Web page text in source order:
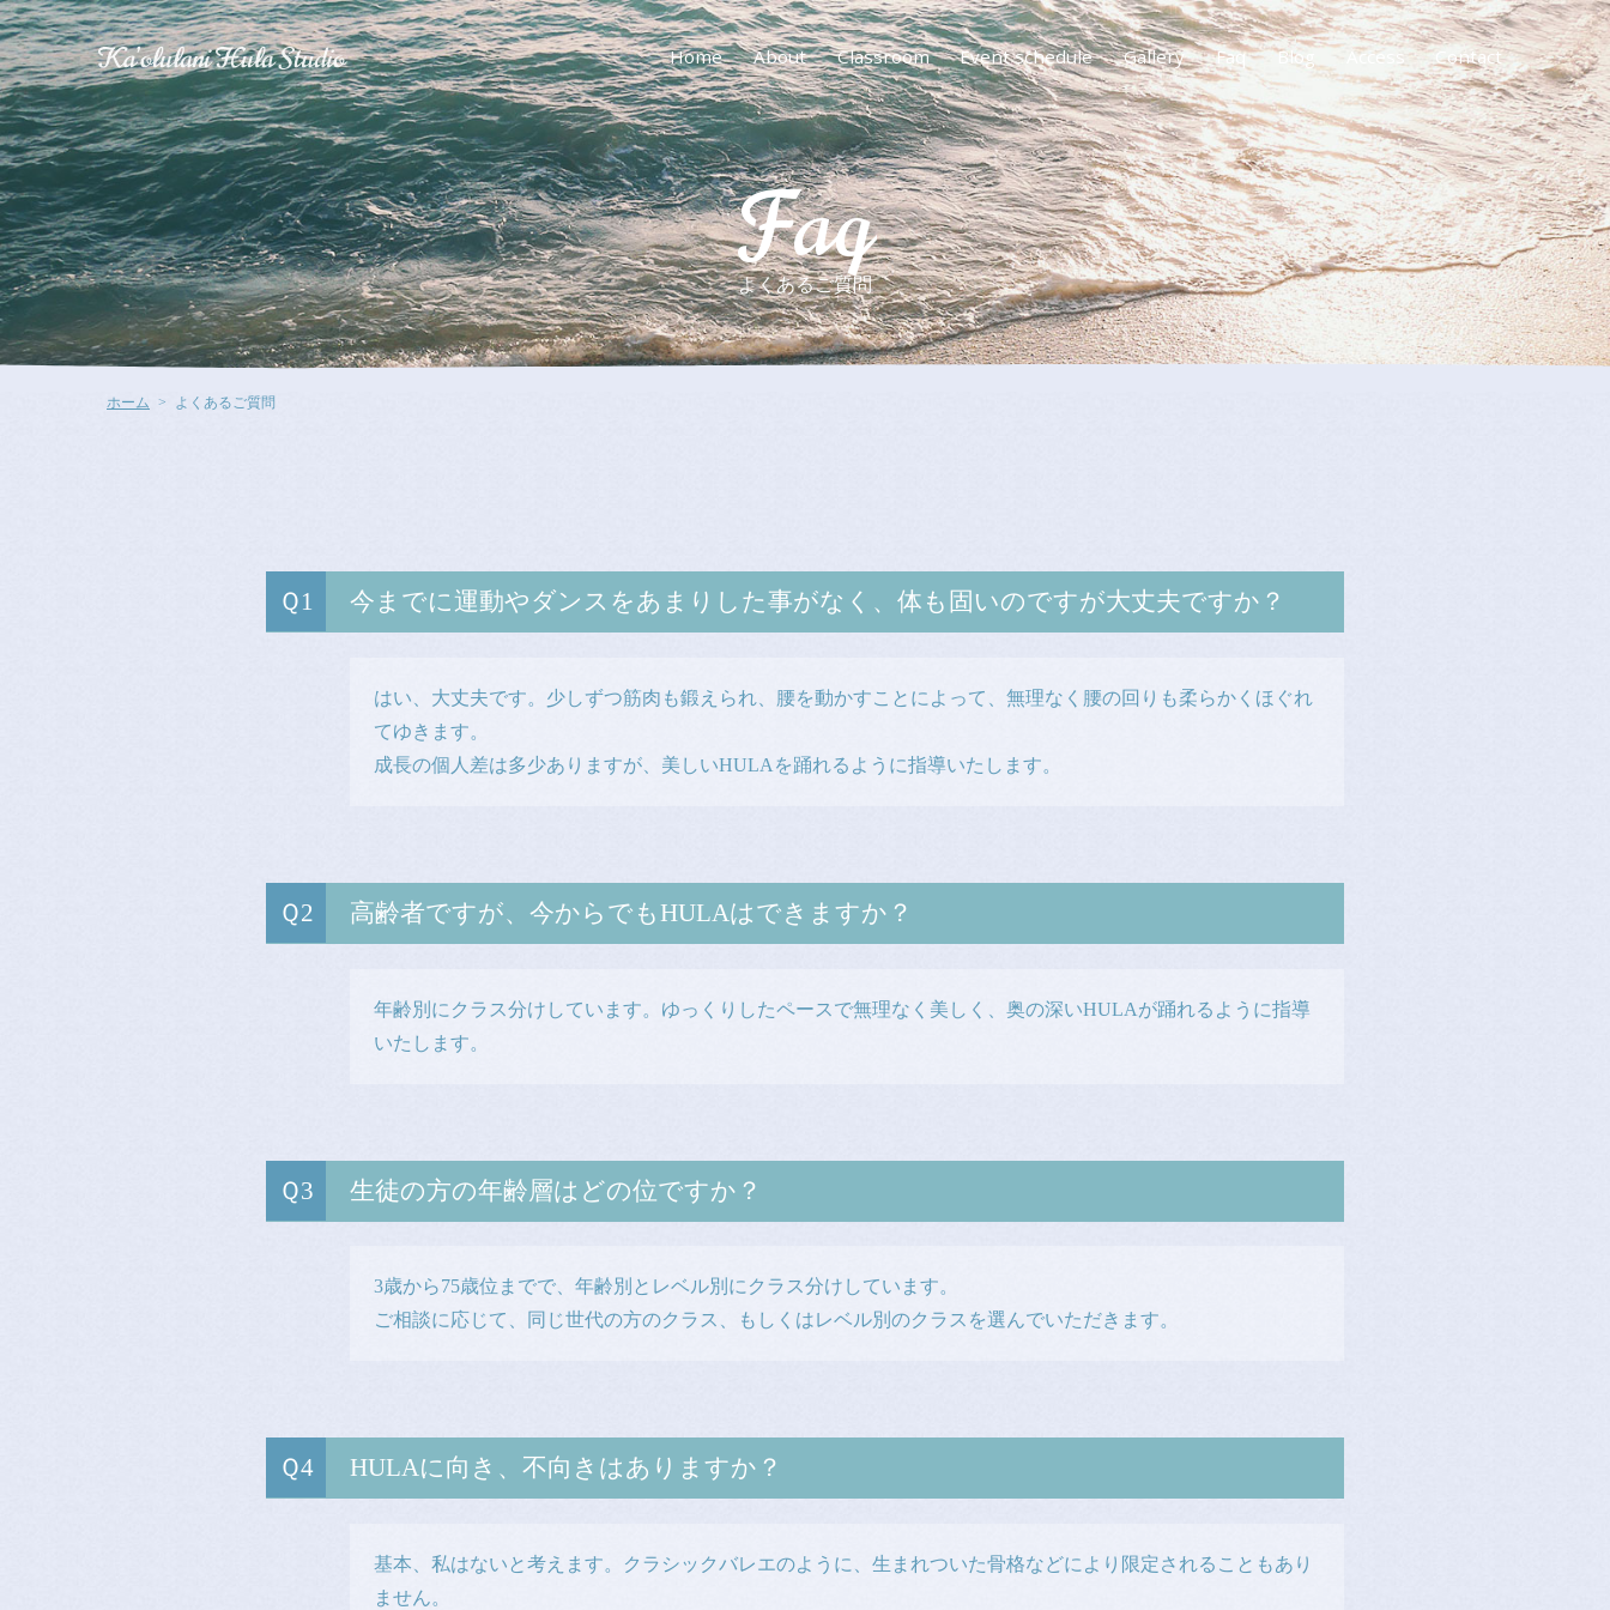
Home About Classroom Event schedule Gallery Faq Blog Access Contact
Faq
よくあるご質問
ホーム よくあるご質問
今までに運動やダンスをあまりした事がなく、体も固いのですが大丈夫ですか？
はい、大丈夫です。少しずつ筋肉も鍛えられ、腰を動かすことによって、無理なく腰の回りも柔らかくほぐれ
てゆきます。
成長の個人差は多少ありますが、美しいHULAを踊れるように指導いたします。
高齢者ですが、今からでもHULAはできますか？
年齢別にクラス分けしています。ゆっくりしたペースで無理なく美しく、奥の深いHULAが踊れるように指導
いたします。
生徒の方の年齢層はどの位ですか？
3歳から75歳位までで、年齢別とレベル別にクラス分けしています。
ご相談に応じて、同じ世代の方のクラス、もしくはレベル別のクラスを選んでいただきます。
HULAに向き、不向きはありますか？
基本、私はないと考えます。クラシックバレエのように、生まれついた骨格などにより限定されることもあり
ません。